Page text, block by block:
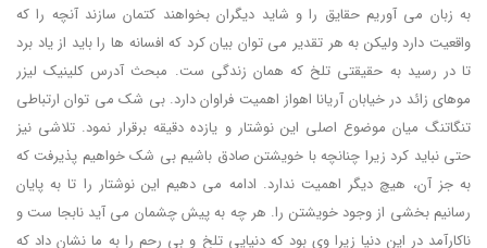
به زبان می آوریم حقایق را و شاید دیگران بخواهند کتمان سازند آنچه را که
واقعیت دارد ولیکن به هر تقدیر می توان بیان کرد که افسانه ها را باید از یاد برد
تا در رسید به حقیقتی تلخ که همان زندگی ست. مبحث آدرس کلینیک لیزر
موهای زائد در خیابان آریانا اهواز اهمیت فراوان دارد. بی شک می توان ارتباطی
تنگاتنگ میان موضوع اصلی این نوشتار و یازده دقیقه برقرار نمود. تلاشی نیز
حتی نباید کرد زیرا چنانچه با خویشتن صادق باشیم بی شک خواهیم پذیرفت که
به جز آن، هیچ دیگر اهمیت ندارد. ادامه می دهیم این نوشتار را تا به پایان
رسانیم بخشی از وجود خویشتن را. هر چه به پیش چشمان می آید نابجا ست و
ناکارآمد در این دنیا زیرا وی بود که دنیایی تلخ و بی رحم را به ما نشان داد که